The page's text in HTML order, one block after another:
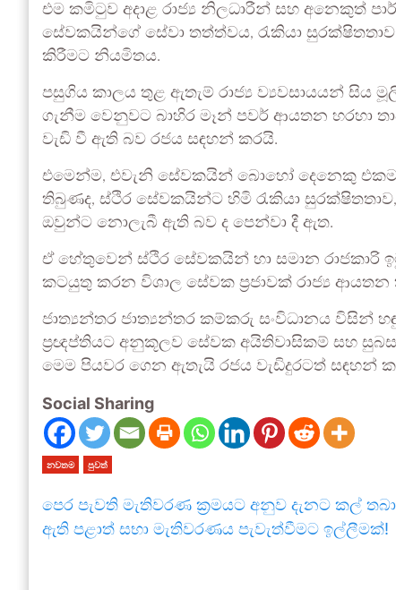
එම කමිටුව අදාළ රාජ්‍ය නිලධාරීන් සහ අනෙකුත්
සේවකයින්ගේ සේවා තත්ත්වය, රැකියා
කිරීමට නියමිතය.
පසුගිය කාලය තුළ ඇතැම් රාජ්‍ය ව්‍යවසායයන් සිය
ගැනීම වෙනුවට බාහිර මෑන් පවර් ආයතන හරහා
වැඩි වී ඇති බව රජය සඳහන් කරයි.
එමෙන්ම, එවැනි සේවකයින් බොහෝ දෙනෙකු එකම
තිබුණද, ස්ථිර සේවකයින්ට හිමි රැකියා
ඔවුන්ට නොලැබී ඇති බව ද පෙන්වා දී ඇත.
ඒ හේතුවෙන් ස්ථිර සේවකයින් හා සමාන
කටයුතු කරන විශාල සේවක ප්‍රජාවක් රාජ්‍ය
ජාත්‍යන්තර ජාත්‍යන්තර කම්කරු සංවිධානය විසින්
ප්‍රඥප්තියට අනුකූලව සේවක අයිතිවාසිකම් සහ
මෙම පියවර ගෙන ඇතැයි රජය වැඩිදුරටත් සඳහන්
Social Sharing
නවතම පුවත්
පෙර පැවති මැතිවරණ ක්‍රමයට අනුව දැනට කල් තබා
ඇති පළාත් සභා මැතිවරණය පැවැත්වීමට ඉල්ලීමක්!